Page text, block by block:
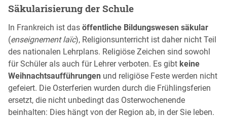
Säkularisierung der Schule
In Frankreich ist das öffentliche Bildungswesen säkular
(enseignement laïc), Religionsunterricht ist daher nicht Teil
des nationalen Lehrplans. Religiöse Zeichen sind sowohl
für Schüler als auch für Lehrer verboten. Es gibt keine
Weihnachtsaufführungen und religiöse Feste werden nicht
gefeiert. Die Osterferien wurden durch die Frühlingsferien
ersetzt, die nicht unbedingt das Osterwochenende
beinhalten: Dies hängt von der Region ab, in der Sie leben.